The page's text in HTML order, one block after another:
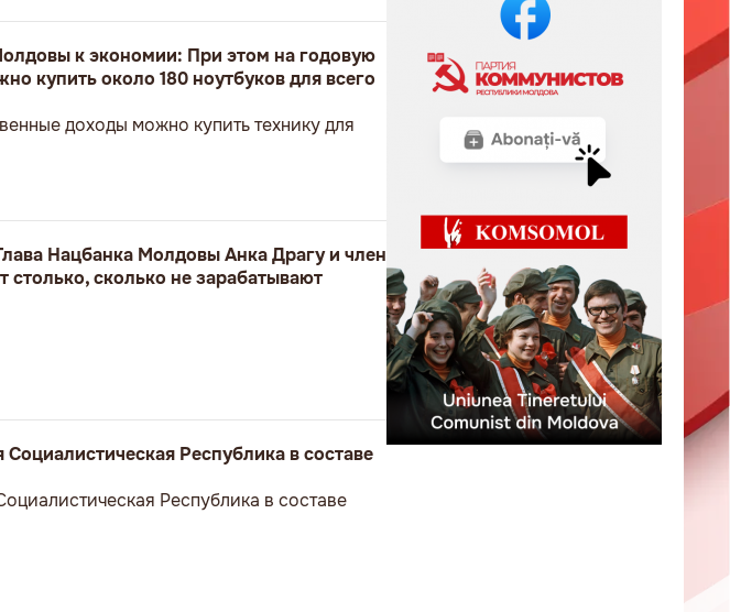
к экономии: При этом на годовую
купить около 180 ноутбуков для всего
доходы можно купить технику для
Нацбанка Молдовы Анка Драгу и член
столько, сколько не зарабатывают
Республика в составе
Республика в составе